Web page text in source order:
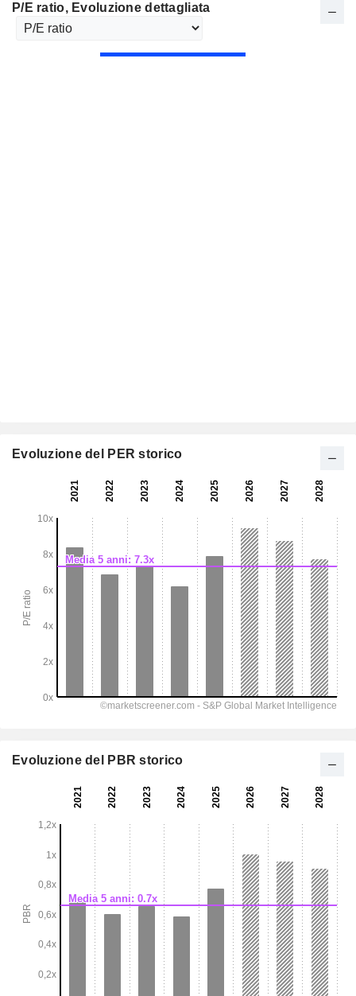
P/E ratio, Evoluzione dettagliata
Evoluzione del PER storico
Evoluzione del PBR storico